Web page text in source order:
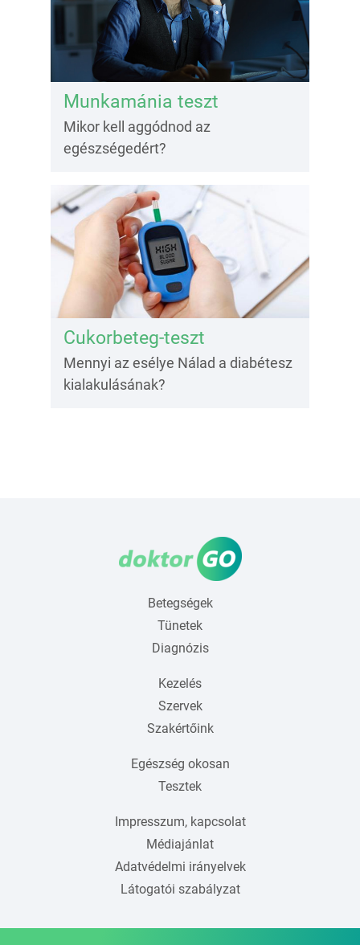
Munkamánia teszt
Mikor kell aggódnod az
egészségedért?
Cukorbeteg-teszt
Mennyi az esélye Nálad a diabétesz
kialakulásának?
Betegségek
Tünetek
Diagnózis
Kezelés
Szervek
Szakértőink
Egészség okosan
Tesztek
Impresszum, kapcsolat
Médiajánlat
Adatvédelmi irányelvek
Látogatói szabályzat